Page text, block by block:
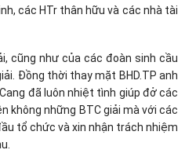
các HTr thân hữu và các nhà tài
cũng như của các đoàn sinh cầu
Đồng thời thay mặt BHD.TP anh
đã luôn nhiệt tình giúp đở các
không những BTC giải mà với các
tổ chức và xin nhận trách nhiệm